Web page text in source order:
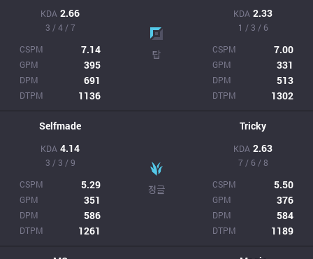
KDA 2.66
3 / 4 / 7
CSPM
7.14
GPM 395
DPM 691
DTPM 1136
탑
KDA 2.33
1 / 3 / 6
CSPM
7.00
GPM 331
DPM 513
DTPM 1302
Selfmade
KDA 4.14
3 / 3 / 9
CSPM
5.29
GPM 351
DPM 586
DTPM 1261
정글
Tricky
KDA 2.63
7 / 6 / 8
CSPM
5.50
GPM 376
DPM 584
DTPM 1189